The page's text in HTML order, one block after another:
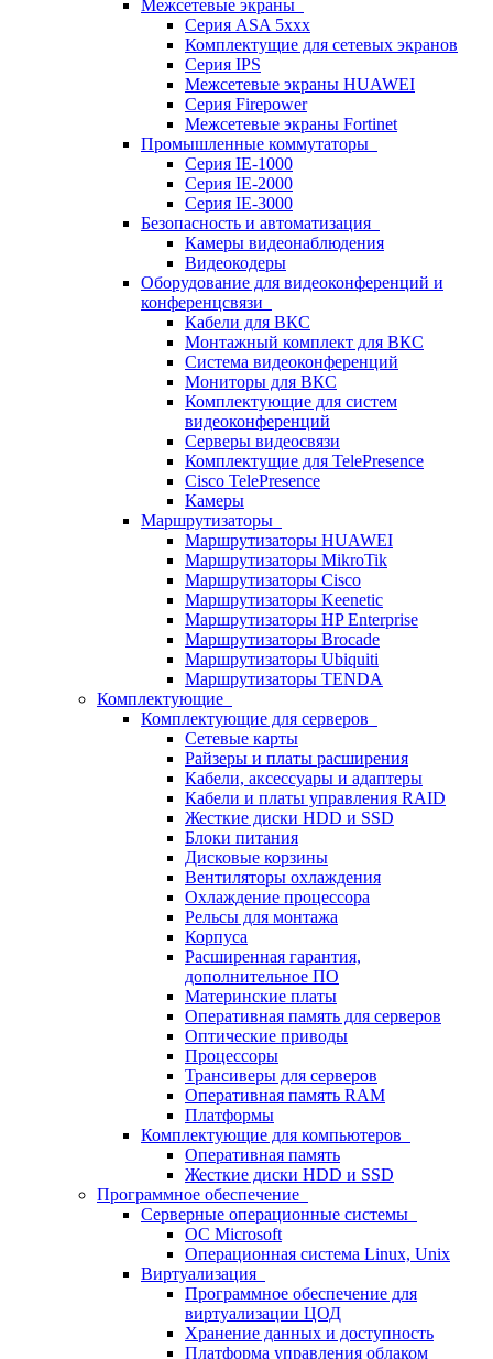
Межсетевые экраны
Серия ASA 5xxx
Комплектущие для сетевых экранов
Серия IPS
Межсетевые экраны HUAWEI
Серия Firepower
Межсетевые экраны Fortinet
Промышленные коммутаторы
Серия IE-1000
Серия IE-2000
Серия IE-3000
Безопасность и автоматизация
Камеры видеонаблюдения
Видеокодеры
Оборудование для видеоконференций и
конференцсвязи
Кабели для ВКС
Монтажный комплект для ВКС
Система видеоконференций
Мониторы для ВКС
Комплектующие для систем
видеоконференций
Серверы видеосвязи
Комплектущие для TelePresence
Cisco TelePresence
Камеры
Маршрутизаторы
Маршрутизаторы HUAWEI
Маршрутизаторы MikroTik
Маршрутизаторы Cisco
Маршрутизаторы Keenetic
Маршрутизаторы HP Enterprise
Маршрутизаторы Brocade
Маршрутизаторы Ubiquiti
Маршрутизаторы TENDA
Комплектующие
Комплектующие для серверов
Сетевые карты
Райзеры и платы расширения
Кабели, аксессуары и адаптеры
Кабели и платы управления RAID
Жесткие диски HDD и SSD
Блоки питания
Дисковые корзины
Вентиляторы охлаждения
Охлаждение процессора
Рельсы для монтажа
Корпуса
Расширенная гарантия,
дополнительное ПО
Материнские платы
Оперативная память для серверов
Оптические приводы
Процессоры
Трансиверы для серверов
Оперативная память RAM
Платформы
Комплектующие для компьютеров
Оперативная память
Жесткие диски HDD и SSD
Программное обеспечение
Серверные операционные системы
ОС Microsoft
Операционная система Linux, Unix
Виртуализация
Программное обеспечение для
виртуализации ЦОД
Хранение данных и доступность
Платформа управления облаком